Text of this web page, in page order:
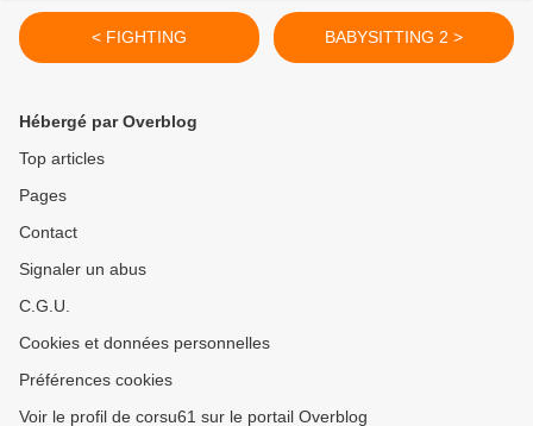
< FIGHTING BABYSITTING 2 >
Hébergé par Overblog
Top articles
Pages
Contact
Signaler un abus
C.G.U.
Cookies et données personnelles
Préférences cookies
Voir le profil de corsu61 sur le portail Overblog